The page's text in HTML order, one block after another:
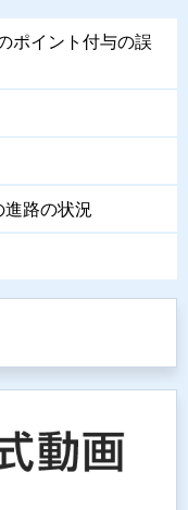
ポイント付与の誤
路の状況